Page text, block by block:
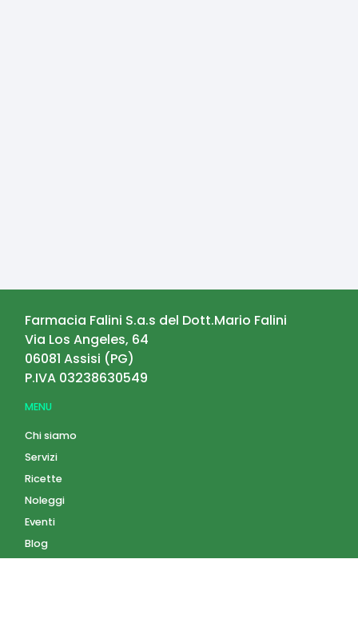
Farmacia Falini S.a.s del Dott.Mario Falini
Via Los Angeles, 64
06081 Assisi (PG)
P.IVA 03238630549
MENU
Chi siamo
Servizi
Ricette
Noleggi
Eventi
Blog